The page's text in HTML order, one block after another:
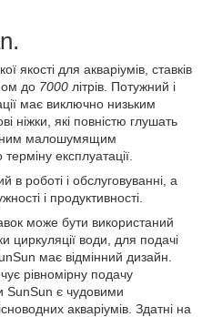
якості для акваріумів, ставків
до 7000 літрів. Потужний і
має виключно низьким
ніжки, які повністю глушать
малошумящим
експлуатації.
в роботі і обслуговуванні, а
і продуктивності.
може бути використаний
циркуляції води, для подачі
має відмінний дизайн.
рівномірну подачу
SunSun є чудовими
акваріумів. Здатні на